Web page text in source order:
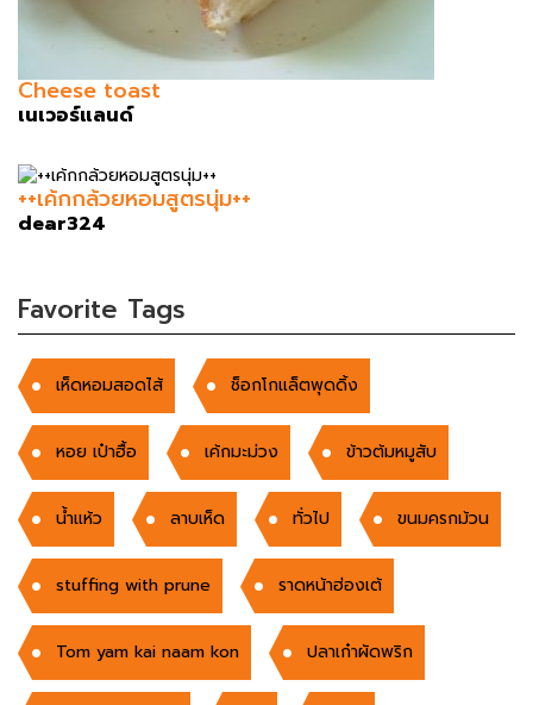
Cheese toast
เนเวอร์แลนด์
++เค้กกล้วยหอมสูตรนุ่ม++
dear324
Favorite Tags
เห็ดหอมสอดไส้ ช็อกโกแล็ตพุดดิ้ง
หอย เป๋าฮื้อ เค้กมะม่วง ข้าวต้มหมูสับ
น้ำแห้ว ลาบเห็ด ทั่วไป ขนมครกม้วน
stuffing with prune ราดหน้าฮ่องเต้
Tom yam kai naam kon ปลาเก๋าผัดพริก